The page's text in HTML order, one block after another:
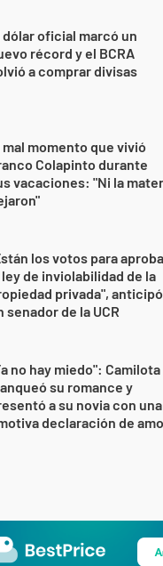
dólar oficial marcó un
récord y el BCRA
a comprar divisas
mal momento que vivió
Colapinto durante
vacaciones: "Ni la
los votos para
ley de inviolabilidad de la
privada", anticipó
senador de la UCR
no hay miedo": Camilota
su romance y
a su novia con una
declaración de